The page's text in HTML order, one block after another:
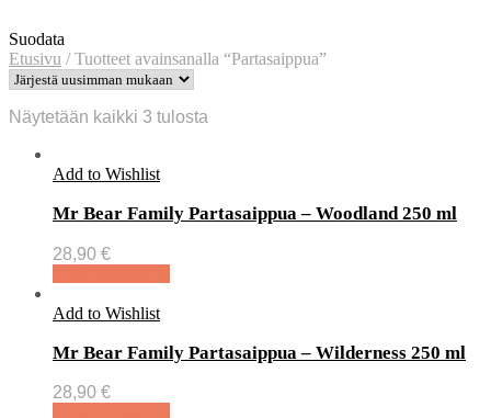
Suodata
Etusivu /Tuotteet avainsanalla “Partasaippua”
Näytetään kaikki 3 tulosta
Add to Wishlist
Mr Bear Family Partasaippua – Woodland 250 ml
28,90 €
Add to Wishlist
Mr Bear Family Partasaippua – Wilderness 250 ml
28,90 €